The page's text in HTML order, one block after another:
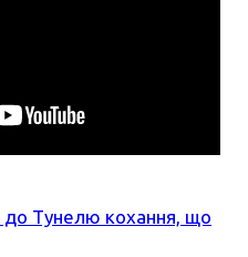
до Тунелю кохання, що